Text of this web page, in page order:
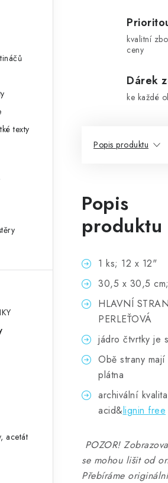
texty
acetát
kvalitní
ceny
Dárek
ke každé
Popis produktu
Popis
produktu
1 ks; 12 x 12"
30,5 x 30,5
HLAVNÍ
PERLEŤOVÁ
jádro čtvrtky je
Obě strany mají
plátna
archivální kvalita
acid&lignin free
POZOR!
se mohou lišit od
Přebíráme